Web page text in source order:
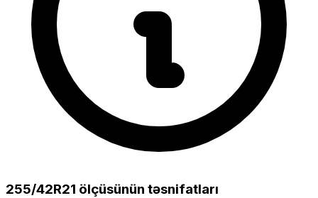
255/42R21 ölçüsünün təsnifatları